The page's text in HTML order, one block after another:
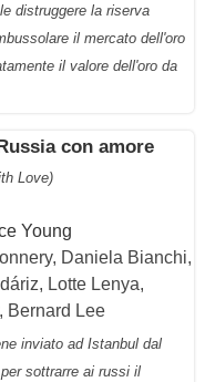
distruggere la riserva
il mercato dell'oro
il valore dell'oro da
con amore
Love)
Young
Daniela Bianchi,
Lotte Lenya,
Bernard Lee
inviato ad Istanbul dal
sottrarre ai russi il